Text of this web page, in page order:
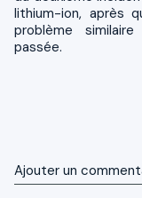
lithium-ion, après
problème
passée.
Ajouter un